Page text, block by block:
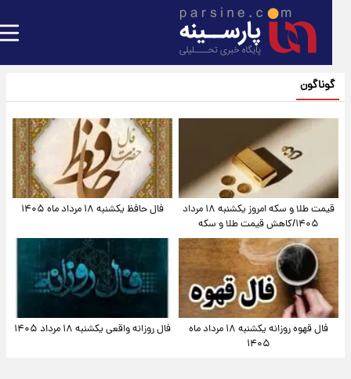
گوناگون
قیمت طلا و سکه امروز یکشنبه ۱۸ مرداد
۱۴۰۵/کاهش قیمت طلا و سکه
فال حافظ یکشنبه ۱۸ مرداد ماه ۱۴۰۵
فال قهوه روزانه یکشنبه ۱۸ مرداد ماه
۱۴۰۵
فال روزانه واقعی یکشنبه ۱۸ مرداد ۱۴۰۵